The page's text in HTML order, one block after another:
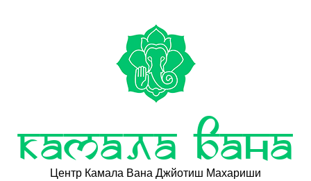
Камала Вана
Центр Камала Вана Джйотиш Махариши